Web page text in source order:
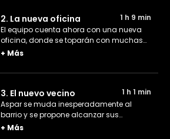
2. La nueva oficina
1 h 9 min
El equipo cuenta ahora con una nueva
oficina, donde se toparán con muchas
sorpresas que les resultarán útiles para
+ Más
3. El nuevo vecino
1 h 1 min
Aspar se muda inesperadamente al
barrio y se propone alcanzar sus
objetivos cueste lo que cueste
+ Más